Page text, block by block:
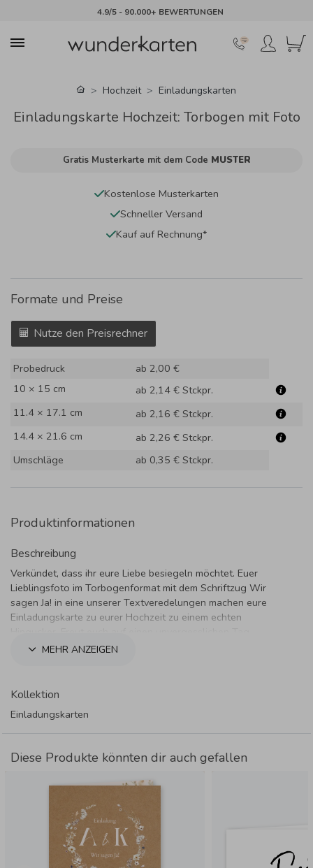
4.9/5 - 90.000+ BEWERTUNGEN
Hochzeit Einladungskarten
Einladungskarte Hochzeit: Torbogen mit Foto
Gratis Musterkarte mit dem Code MUSTER
Kostenlose Musterkarten
Schneller Versand
Kauf auf Rechnung*
Formate und Preise
Nutze den Preisrechner
Probedruck
ab 2,00 €
10 × 15 cm
ab 2,14 € Stckpr.
11.4 × 17.1 cm
ab 2,16 € Stckpr.
14.4 × 21.6 cm
ab 2,26 € Stckpr.
Umschläge
ab 0,35 € Stckpr.
Produktinformationen
Beschreibung
Verkündet, dass ihr eure Liebe besiegeln möchtet. Euer
Lieblingsfoto im Torbogenformat mit dem Schriftzug Wir
sagen Ja! in eine unserer Textveredelungen machen eure
Einladungskarte zu eurer Hochzeit zu einem echten
MEHR ANZEIGEN
Kollektion
Einladungskarten
Diese Produkte könnten dir auch gefallen